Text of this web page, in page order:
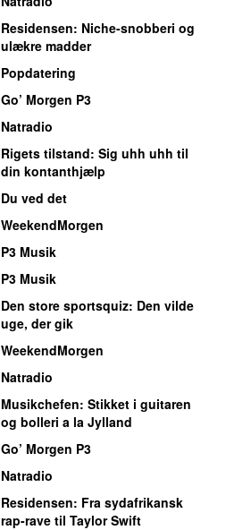
Residensen: Niche-snobberi og
ulækre madder
Popdatering
Go’ Morgen P3
Natradio
Rigets tilstand: Sig uhh uhh til
din kontanthjælp
Du ved det
WeekendMorgen
P3 Musik
P3 Musik
Den store sportsquiz: Den vilde
uge, der gik
WeekendMorgen
Natradio
Musikchefen: Stikket i guitaren
og bolleri a la Jylland
Go’ Morgen P3
Natradio
Residensen: Fra sydafrikansk
rap-rave til Taylor Swift